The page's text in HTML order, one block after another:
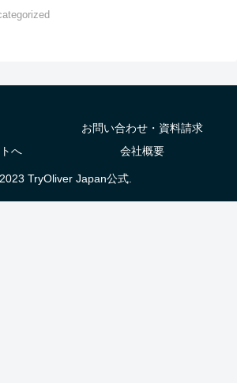
お問い合わせ・資料請求
へ
会社概要
TryOliver Japan公式.